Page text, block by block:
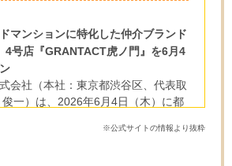
マンションに特化した仲介ブランド
4号店『GRANTACT虎ノ門』を6月4
会社（本社：東京都渋谷区、代表取
一）は、2026年6月4日（木）に都
グランタクト）」の4号店となる、
※公式サイトの情報より抜粋